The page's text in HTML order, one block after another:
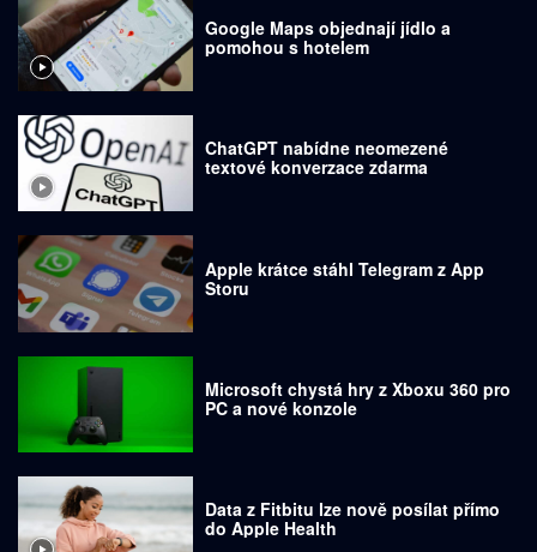
Google Maps objednají jídlo a
pomohou s hotelem
ChatGPT nabídne neomezené
textové konverzace zdarma
Apple krátce stáhl Telegram z App
Storu
Microsoft chystá hry z Xboxu 360 pro
PC a nové konzole
Data z Fitbitu lze nově posílat přímo
do Apple Health